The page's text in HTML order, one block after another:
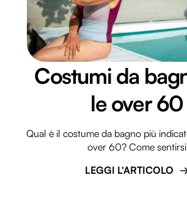
Costumi da
le over 60
Qual è il costume da bagno più
over 60? Come sentirsi
LEGGI L'ARTICOLO